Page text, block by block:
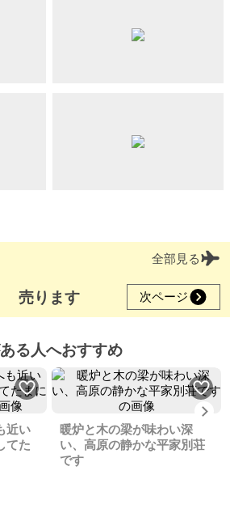
全部見る
売ります 次ページ
る人へおすすめ
近い
てた
暖炉と木の梁が味わい深
い、高原の静かな平家別荘
です